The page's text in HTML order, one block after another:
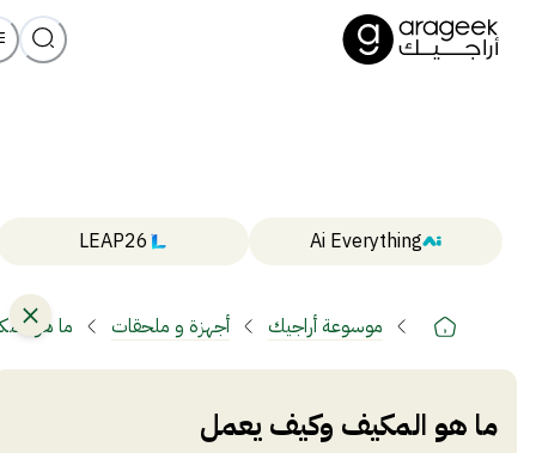
Ai Everything
LEAP26
موسوعة أراجيك أجهزة و ملحقات ما هو
ما هو المكيف وكيف يعمل